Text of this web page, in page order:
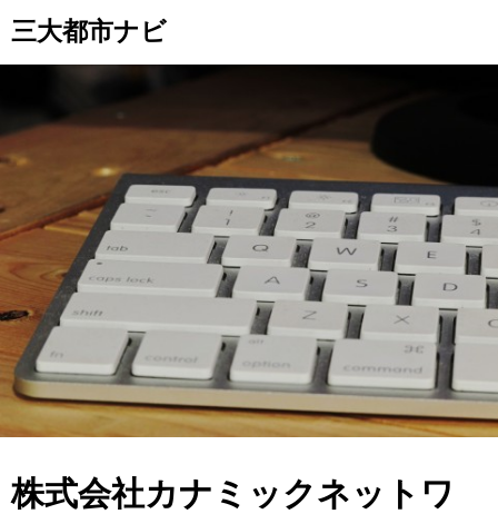
to
content
三大都市ナビ
株式会社カナミックネットワ